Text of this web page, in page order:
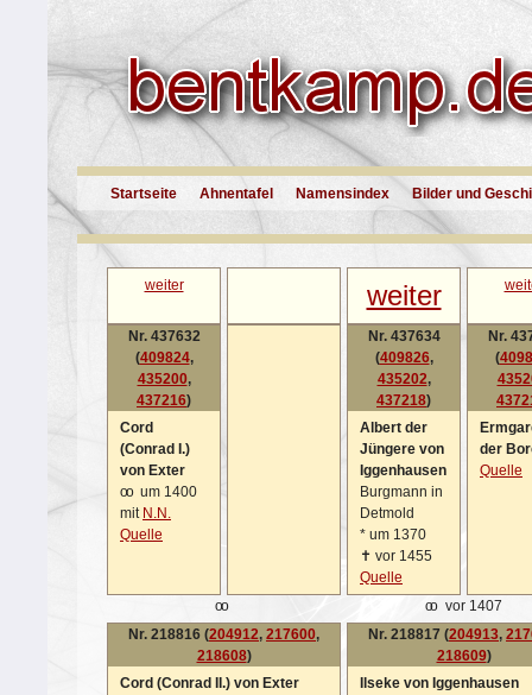
Startseite Ahnentafel Namensindex Bilder und
weiter weiter
Nr. 437632
(409824,
435200,
437216)
Cord
(Conrad I.)
von Exter
oo um 1400
mit N.N.
Quelle
Nr. 437634
(409826,
435202,
437218)
Albert der
Jüngere von
Iggenhausen
Burgmann in
Detmold
* um 1370
✝ vor 1455
Quelle
Nr.
(
der
Quelle
oo oo vor 1407
Nr. 218816 (204912, 217600,
218608)
Cord (Conrad II.) von Exter
Nr. 218817 (204913,
218609)
Ilseke von Iggenhausen